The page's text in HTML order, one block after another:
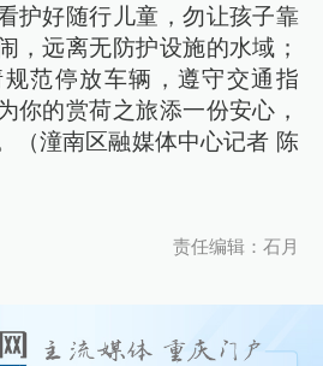
护好随行儿童，勿让孩子靠
，远离无防护设施的水域；
范停放车辆，遵守交通指
你的赏荷之旅添一份安心，
（潼南区融媒体中心记者 陈
责任编辑：石月